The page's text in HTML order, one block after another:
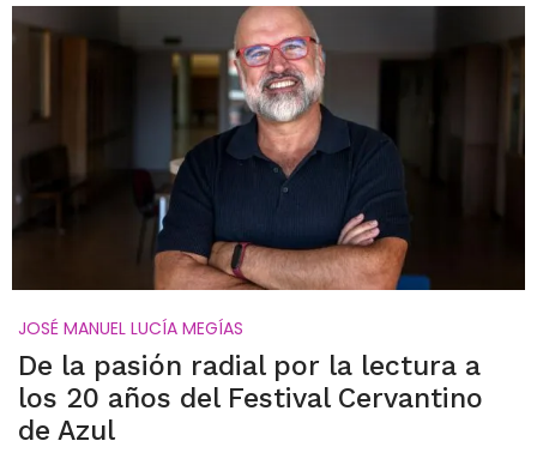
JOSÉ MANUEL LUCÍA MEGÍAS
De la pasión radial por la lectura a
los 20 años del Festival Cervantino
de Azul